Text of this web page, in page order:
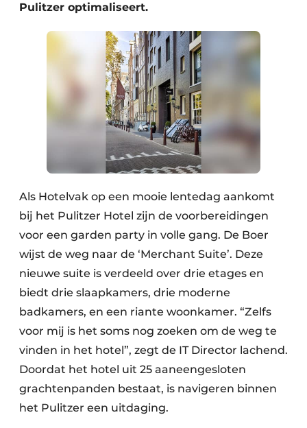
Pulitzer optimaliseert.
Als Hotelvak op een mooie lentedag aankomt
bij het Pulitzer Hotel zijn de voorbereidingen
voor een garden party in volle gang. De Boer
wijst de weg naar de ‘Merchant Suite’. Deze
nieuwe suite is verdeeld over drie etages en
biedt drie slaapkamers, drie moderne
badkamers, en een riante woonkamer. “Zelfs
voor mij is het soms nog zoeken om de weg te
vinden in het hotel”, zegt de IT Director lachend.
Doordat het hotel uit 25 aaneengesloten
grachtenpanden bestaat, is navigeren binnen
het Pulitzer een uitdaging.